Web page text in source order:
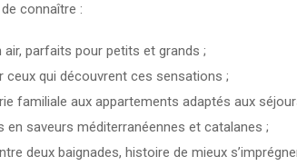
connaître :
parfaits pour petits et grands ;
ceux qui découvrent ces sensations ;
familiale aux appartements adaptés aux
saveurs méditerranéennes et catalanes ;
deux baignades, histoire de mieux